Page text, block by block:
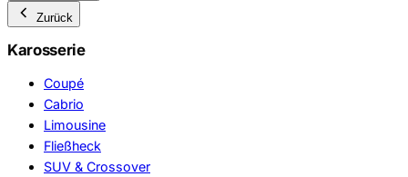
Zurück
Karosserie
Coupé
Cabrio
Limousine
Fließheck
SUV & Crossover